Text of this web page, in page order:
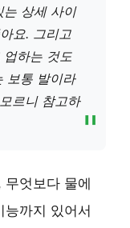
는 상세 사이
요. 그리고
업하는 것도
보통 발이라
르니 참고하
무엇보다 물에
능까지 있어서